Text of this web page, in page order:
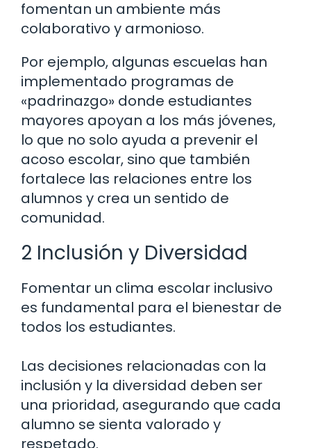
fomentan un ambiente más
colaborativo y armonioso.
Por ejemplo, algunas escuelas han
implementado programas de
«padrinazgo» donde estudiantes
mayores apoyan a los más jóvenes,
lo que no solo ayuda a prevenir el
acoso escolar, sino que también
fortalece las relaciones entre los
alumnos y crea un sentido de
comunidad.
2 Inclusión y Diversidad
Fomentar un clima escolar inclusivo
es fundamental para el bienestar de
todos los estudiantes.
Las decisiones relacionadas con la
inclusión y la diversidad deben ser
una prioridad, asegurando que cada
alumno se sienta valorado y
respetado.